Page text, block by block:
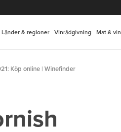
Länder & regioner Vinrådgivning Mat & vin
Köp online | Winefinder